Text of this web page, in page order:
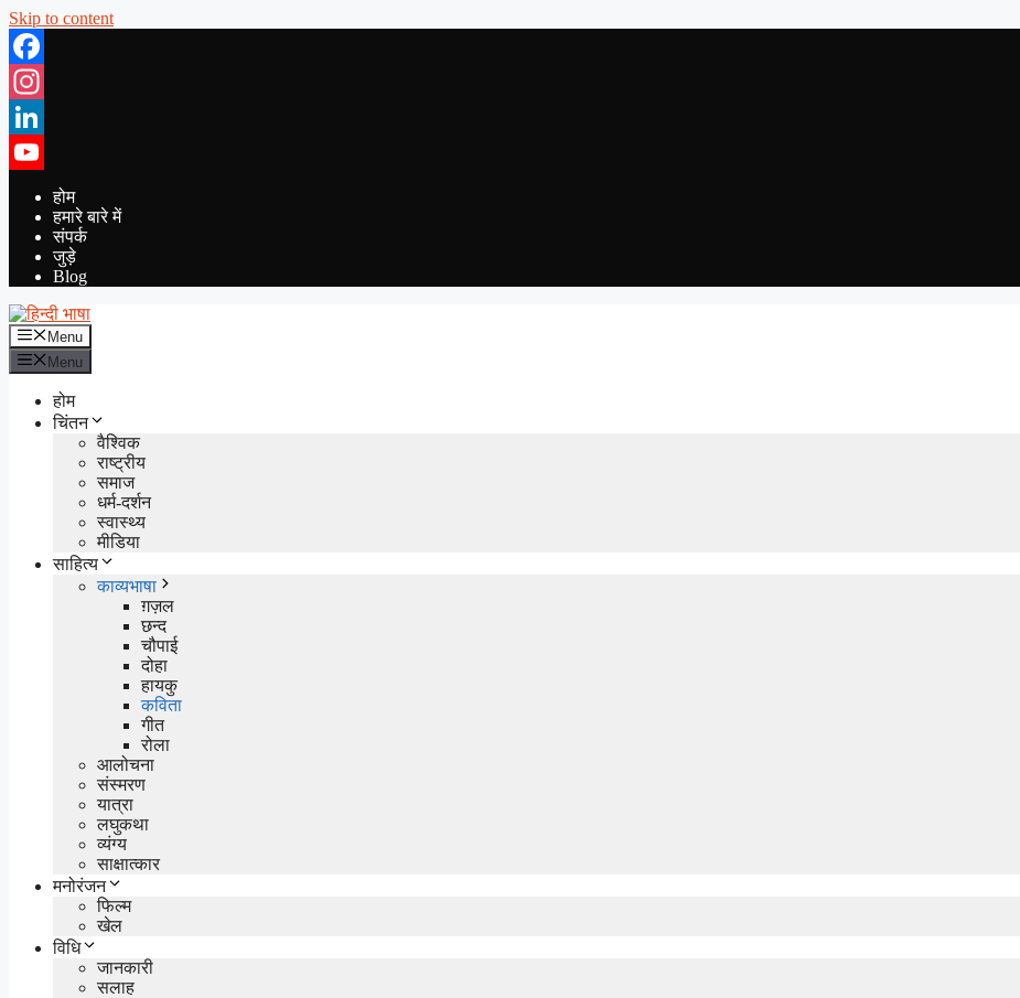
Skip to content
Facebook
Instagram
LinkedIn
YouTube
होम
हमारे बारे में
संपर्क
जुड़े
Blog
Menu
Menu
होम
चिंतन
वैश्विक
राष्ट्रीय
समाज
धर्म-दर्शन
स्वास्थ्य
मीडिया
साहित्य
काव्यभाषा
ग़ज़ल
छन्द
चौपाई
दोहा
हायकु
कविता
गीत
रोला
आलोचना
संस्मरण
यात्रा
लघुकथा
व्यंग्य
साक्षात्कार
मनोरंजन
फिल्म
खेल
विधि
जानकारी
सलाह